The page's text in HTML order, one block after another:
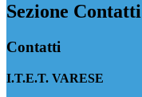
Sezione Contatti
Contatti
I.T.E.T. VARESE